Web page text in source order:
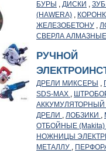
БУРЫ , ДИСКИ ,
(HAWERA) ,
ЖЕЛЕЗОБЕТОНУ ,
СВЕРЛА АЛМАЗНЫЕ
РУЧНОЙ
ДРЕЛИ МИКСЕРЫ ,
SDS-MAX ,
ДРЕЛИ , ЛОБЗИКИ ,
ОТБОЙНЫЕ
НОЖНИЦЫ
МЕТАЛЛУ ,